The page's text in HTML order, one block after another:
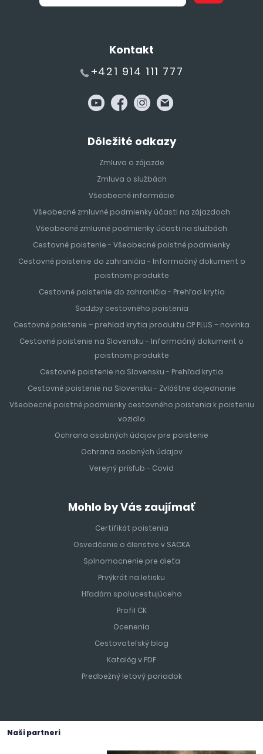
Kontakt
+421 914 111 777
Dôležité odkazy
Zmluva o zájazde
Zmluva o službách
Všeobecné informácie
Všeobecné zmluvné podmienky účasti na zájazdoch
Všeobecné zmluvné podmienky účasti na službách
Cestovné poistenie - Všeobecné poistné podmienky
Cestovné poistenie do zahraničia - Informačný dokument o
poistnom produkte
Cestovné poistenie do zahraničia - Prehľad krytia
Sadzby cestovného poistenia
Cestovné poistenie – prehlad krytia produktu CP PLUS – novinka
Cestovné poistenie na Slovensku - Informačný dokument o
poistnom produkte
Cestovné poistenie na Slovensku - Prehľad krytia
Cestovné poistenie na Slovensku - Zvláštne dojednanie
Všeobecné poistné podmienky cestovného poistenia k poisteniu
vozidla
Ochrana osobných údajov pre poistenie
Ochrana osobných údajov
Verejný prísľub - Covid
Mohlo by Vás zaujímať
Certifikát poistenia
Osvedčenie o členstve v SACKA
Splnomocnenie pre dieťa
Prvýkrát na letisku
Hľadám spolucestujúceho
Profil CK
Ocenenia
Cestovateľský blog
Katalóg v PDF
Predbežný letový poriadok
Naši partneri